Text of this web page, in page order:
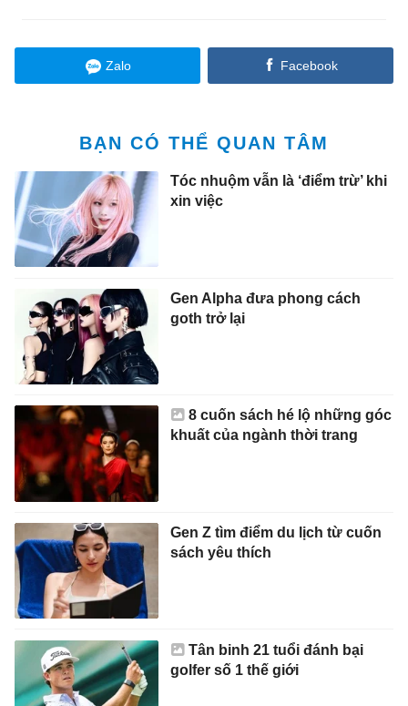
Zalo Facebook
BẠN CÓ THỂ QUAN TÂM
Tóc nhuộm vẫn là ‘điểm trừ’ khi
xin việc
Gen Alpha đưa phong cách
goth trở lại
8 cuốn sách hé lộ những góc
khuất của ngành thời trang
Gen Z tìm điểm du lịch từ cuốn
sách yêu thích
Tân binh 21 tuổi đánh bại
golfer số 1 thế giới